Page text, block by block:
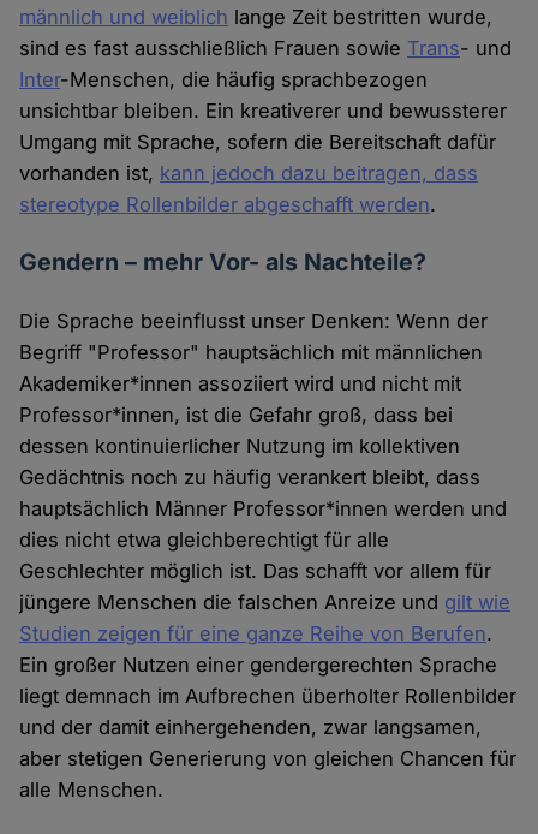
männlich und weiblich lange Zeit bestritten wurde,
sind es fast ausschließlich Frauen sowie Trans- und
Inter-Menschen, die häufig sprachbezogen
unsichtbar bleiben. Ein kreativerer und bewussterer
Umgang mit Sprache, sofern die Bereitschaft dafür
vorhanden ist, kann jedoch dazu beitragen, dass
stereotype Rollenbilder abgeschafft werden.
Gendern – mehr Vor- als Nachteile?
Die Sprache beeinflusst unser Denken: Wenn der
Begriff "Professor" hauptsächlich mit männlichen
Akademiker*innen assoziiert wird und nicht mit
Professor*innen, ist die Gefahr groß, dass bei
dessen kontinuierlicher Nutzung im kollektiven
Gedächtnis noch zu häufig verankert bleibt, dass
hauptsächlich Männer Professor*innen werden und
dies nicht etwa gleichberechtigt für alle
Geschlechter möglich ist. Das schafft vor allem für
jüngere Menschen die falschen Anreize und gilt wie
Studien zeigen für eine ganze Reihe von Berufen.
Ein großer Nutzen einer gendergerechten Sprache
liegt demnach im Aufbrechen überholter Rollenbilder
und der damit einhergehenden, zwar langsamen,
aber stetigen Generierung von gleichen Chancen für
alle Menschen.